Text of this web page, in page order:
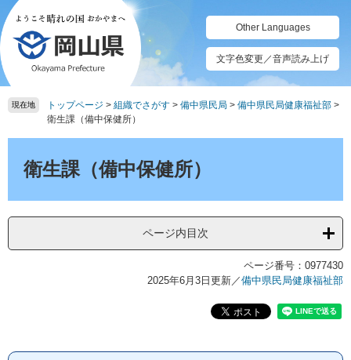
ペ
ー
ジ
の
先
頭
メ
ニ
ュ
ー
を
飛
て
Other Languages
文字色変更／音声読み上げ
現在地 トップページ > 組織でさがす > 備中県民局 > 備中県民局健康福祉部 >
衛生課（備中保健所）
衛生課（備中保健所）
ページ内目次
ページ番号：0977430
2025年6月3日更新／備中県民局健康福祉部